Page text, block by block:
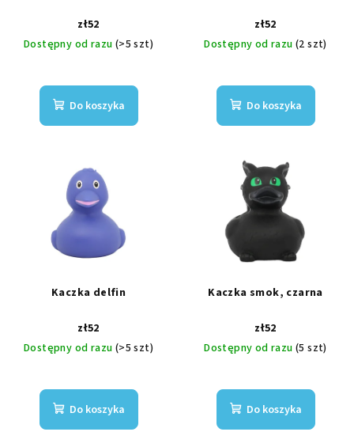
zł52
Dostępny od razu (>5 szt)
Do koszyka
zł52
Dostępny od razu (2 szt)
Do koszyka
Kaczka delfin
zł52
Dostępny od razu (>5 szt)
Do koszyka
Kaczka smok, czarna
zł52
Dostępny od razu (5 szt)
Do koszyka